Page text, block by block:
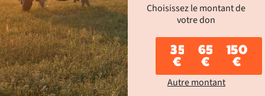
Choisissez le montant de
votre don
35
€
65
€
150
€
Autre montant